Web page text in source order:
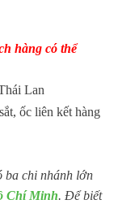
hàng có thể
Lan
ốc liên kết hàng
ba chi nhánh lớn
Chí Minh. Để biết